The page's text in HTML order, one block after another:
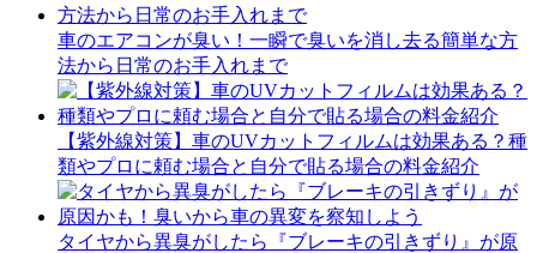
車のエアコンが臭い！一瞬で臭いを消し去る簡単な方
法から日常のお手入れまで
【紫外線対策】車のUVカットフィルムは効果ある？種
類やプロに頼む場合と自分で貼る場合の料金紹介
タイヤから異臭がしたら『ブレーキの引きずり』が原